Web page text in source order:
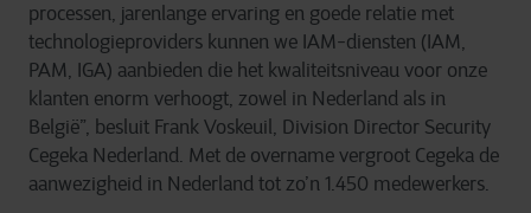
processen, jarenlange ervaring en goede relatie met
technologieproviders kunnen we IAM-diensten (IAM,
PAM, IGA) aanbieden die het kwaliteitsniveau voor onze
klanten enorm verhoogt, zowel in Nederland als in
België”, besluit Frank Voskeuil, Division Director Security
Cegeka Nederland. Met de overname vergroot Cegeka de
aanwezigheid in Nederland tot zo’n 1.450 medewerkers.